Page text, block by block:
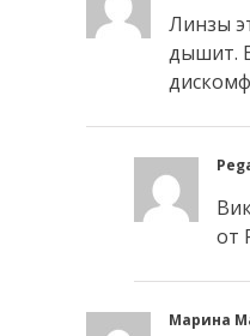
Линзы
дышит.
от
Марина